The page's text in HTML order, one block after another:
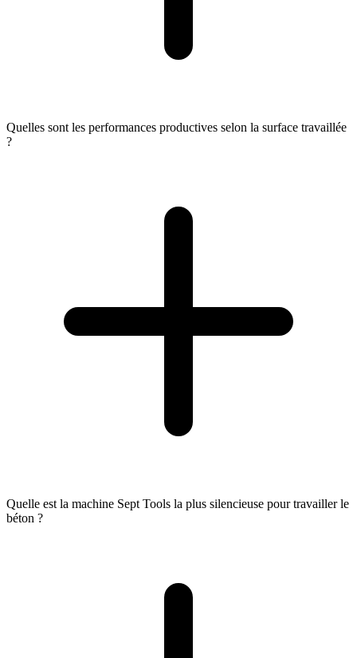
Quelles sont les performances productives selon la surface travaillée
?
Quelle est la machine Sept Tools la plus silencieuse pour travailler le
béton ?